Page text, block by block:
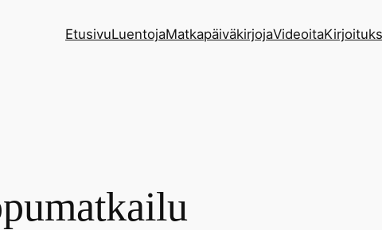
EtusivuLuentojaMatkapäiväkirjojaVideoita